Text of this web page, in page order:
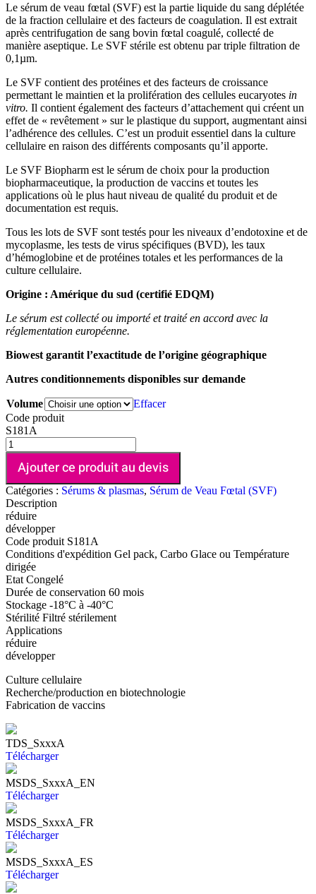
Le sérum de veau fœtal (SVF) est la partie liquide du sang déplétée
de la fraction cellulaire et des facteurs de coagulation. Il est extrait
après centrifugation de sang bovin fœtal coagulé, collecté de
manière aseptique. Le SVF stérile est obtenu par triple filtration de
0,1µm.
Le SVF contient des protéines et des facteurs de croissance
permettant le maintien et la prolifération des cellules eucaryotes in
vitro. Il contient également des facteurs d’attachement qui créent un
effet de « revêtement » sur le plastique du support, augmentant ainsi
l’adhérence des cellules. C’est un produit essentiel dans la culture
cellulaire en raison des différents composants qu’il apporte.
Le SVF Biopharm est le sérum de choix pour la production
biopharmaceutique, la production de vaccins et toutes les
applications où le plus haut niveau de qualité du produit et de
documentation est requis.
Tous les lots de SVF sont testés pour les niveaux d’endotoxine et de
mycoplasme, les tests de virus spécifiques (BVD), les taux
d’hémoglobine et de protéines totales et les performances de la
culture cellulaire.
Origine : Amérique du sud (certifié EDQM)
Le sérum est collecté ou importé et traité en accord avec la
réglementation européenne.
Biowest garantit l’exactitude de l’origine géographique
Autres conditionnements disponibles sur demande
Volume
Effacer
Code produit
S181A
Ajouter ce produit au devis
Catégories : Sérums & plasmas, Sérum de Veau Fœtal (SVF)
Description
réduire
développer
Code produit S181A
Conditions d'expédition Gel pack, Carbo Glace ou Température
dirigée
Etat Congelé
Durée de conservation 60 mois
Stockage -18°C à -40°C
Stérilité Filtré stérilement
Applications
réduire
développer
Culture cellulaire
Recherche/production en biotechnologie
Fabrication de vaccins
TDS_SxxxA
Télécharger
MSDS_SxxxA_EN
Télécharger
MSDS_SxxxA_FR
Télécharger
MSDS_SxxxA_ES
Télécharger